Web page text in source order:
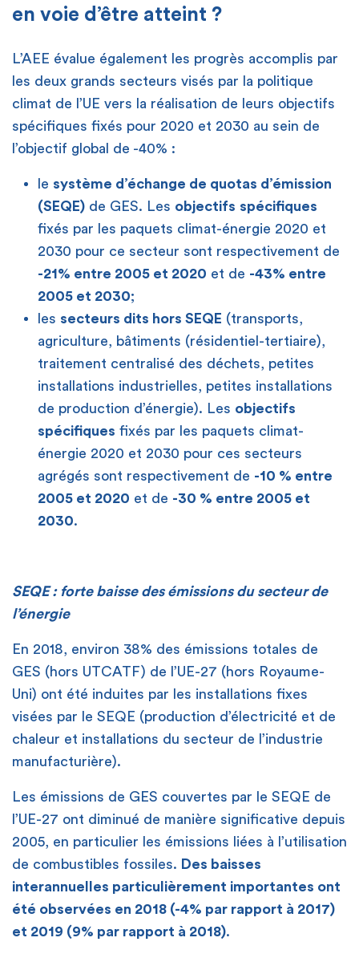
en voie d’être atteint ?
L’AEE évalue également les progrès accomplis par
les deux grands secteurs visés par la politique
climat de l’UE vers la réalisation de leurs objectifs
spécifiques fixés pour 2020 et 2030 au sein de
l’objectif global de -40% :
le système d’échange de quotas d’émission
(SEQE) de GES. Les objectifs spécifiques
fixés par les paquets climat-énergie 2020 et
2030 pour ce secteur sont respectivement de
-21% entre 2005 et 2020 et de -43% entre
2005 et 2030;
les secteurs dits hors SEQE (transports,
agriculture, bâtiments (résidentiel-tertiaire),
traitement centralisé des déchets, petites
installations industrielles, petites installations
de production d’énergie). Les objectifs
spécifiques fixés par les paquets climat-
énergie 2020 et 2030 pour ces secteurs
agrégés sont respectivement de -10 % entre
2005 et 2020 et de -30 % entre 2005 et
2030.
SEQE : forte baisse des émissions du secteur de
l’énergie
En 2018, environ 38% des émissions totales de
GES (hors UTCATF) de l’UE-27 (hors Royaume-
Uni) ont été induites par les installations fixes
visées par le SEQE (production d’électricité et de
chaleur et installations du secteur de l’industrie
manufacturière).
Les émissions de GES couvertes par le SEQE de
l’UE-27 ont diminué de manière significative depuis
2005, en particulier les émissions liées à l’utilisation
de combustibles fossiles. Des baisses
interannuelles particulièrement importantes ont
été observées en 2018 (-4% par rapport à 2017)
et 2019 (9% par rapport à 2018).